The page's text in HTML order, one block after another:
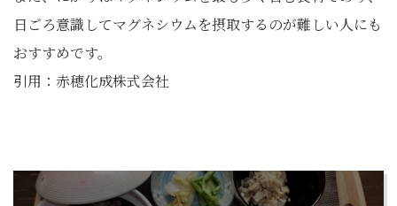
日ごろ意識してマグネシウムを摂取するのが難しい人にも
おすすめです。
引用：赤穂化成株式会社